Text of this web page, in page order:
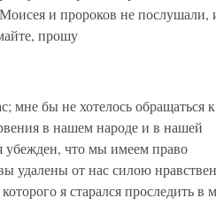
и пророков не послушали,
прошу
мне бы не хотелось обращаться
в нашем народе и в нашей
убежден, что мы имеем право
удалены от нас силою
я старался проследить в